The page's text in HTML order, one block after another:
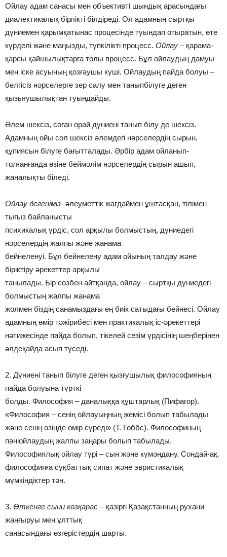
Ойлау адам санасы мен объективті шындық арасындағы
диалектикалық бірлікті білдіреді. Ол адамның сыртқы
дүниемен қарымқатынас процесінде туындап отыратын, өте
күрделі және маңызды, түпкілікті процесс. Ойлау – қарама-
қарсы қайшылықтарға толы процесс. Бұл ойлаудың дамуы
мен іске асуының қозғаушы күші. Ойлаудың пайда болуы –
белгісіз нәрселерге зер салу мен таныпбілуге деген
қызығушылықтан туындайды.
Әлем шексiз, соған орай дүниенi танып бiлу де шексiз.
Адамның ойы сол шексiз әлемдегi нәрселердiң сырын,
құпиясын бiлуге бағытталады. Әрбiр адам ойланып-
толғанғанда өзiне беймәлiм нәрселердiң сырын ашып,
жаңалықты бiледi.
Ойлау дегенiмiз- әлеуметтiк жағдаймен ұштасқан, тiлiмен
тығыз байланысты
психикалық үрдiс, сол арқылы болмыстың, дүниедегi
нәрселердiң жалпы және жанама
бейнеленуi. Бұл бейнелену адам ойының талдау және
бiрiктiру әрекеттер арқылы
танылады. Бiр сөзбен айтқанда, ойлау – сыртқы дүниедегi
болмыстың жалпы жанама
жолмен бiздiң санамыздағы ең биiк сатыдағы бейнесi. Ойлау
адамның өмiр тәжiрибесi мен практикалық iс-әрекеттерi
нәтижесiнде пайда болып, тiкелей сезiм үрдiсiнiң шеңберiнен
әлдеқайда асып түседi.
2. Дүниені танып білуге деген қызғушылық философияның
пайда болуына түрткі
болды. Философия – даналыққа құштарлық (Пифагор).
«Философия – сенің ойлауыңның жемісі болып табылады
және сенің өзіңде өмір сүреді» (Т. Гоббс). Философиның
пәніойлаудың жалпы заңары болып табылады.
Философиялық ойлау түрі – сын және күмәндану. Сондай-ақ.
философияға сұқбаттық сипат және эвристикалық
мүмкіндіктер тән.
3. Өткенге сыни көзқарас – қазіргі Қазақстанның рухани
жаңғыруы мен ұлттық
санасындағы өзгерістердің шарты.